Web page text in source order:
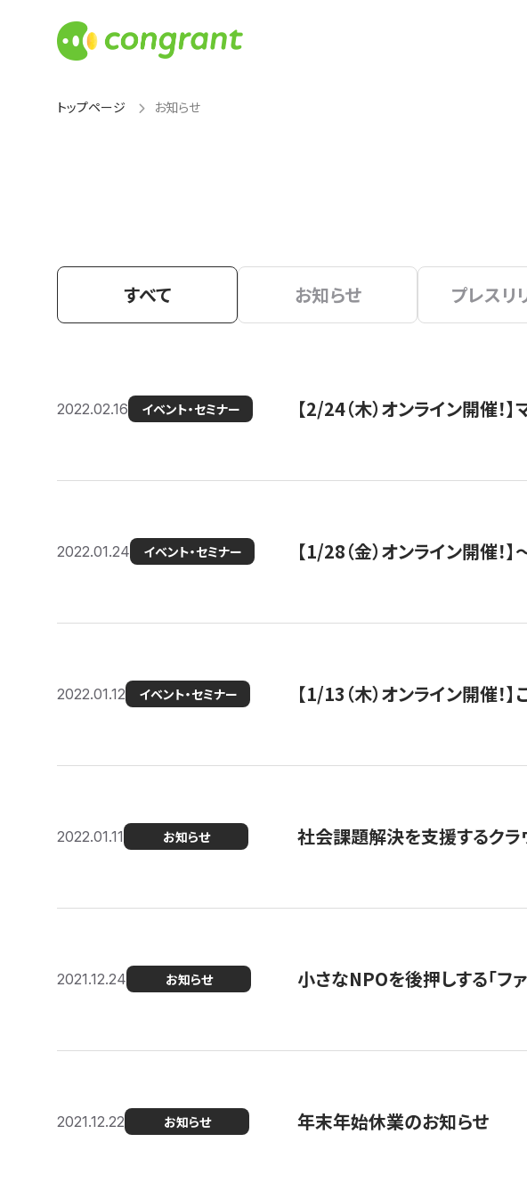
トップページ お知らせ
すべて お知らせ プレスリ
2022.02.16 イベント・セミナー 【2/24（木）オンライン開催
2022.01.24 イベント・セミナー 【1/28（金）オンライン開催！
2022.01.12 イベント・セミナー 【1/13（木）オンライン開催
2022.01.11 お知らせ 社会課題解決を支援するクラ
2021.12.24 お知らせ 小さなNPOを後押しする「フ
2021.12.22 お知らせ 年末年始休業のお知らせ